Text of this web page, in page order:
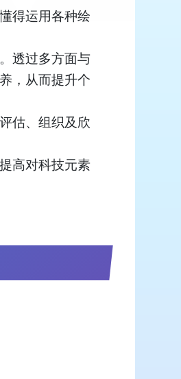
得运用各种绘
透过多方面与
，从而提升个
估、组织及欣
高对科技元素